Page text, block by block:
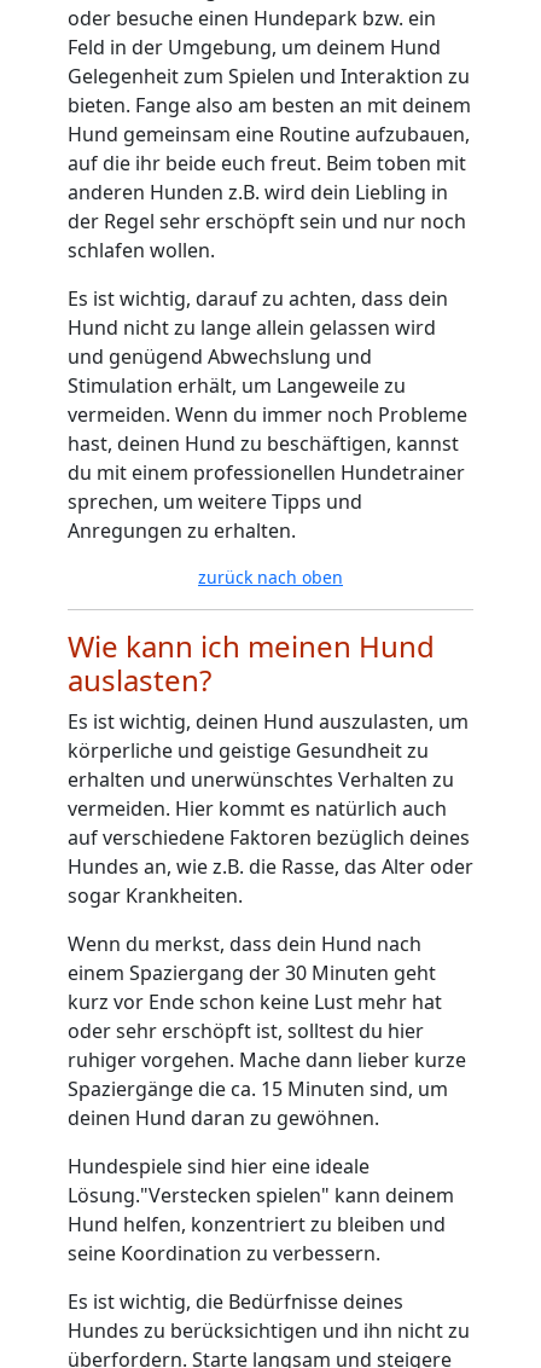
oder besuche einen Hundepark bzw. ein
Feld in der Umgebung, um deinem Hund
Gelegenheit zum Spielen und Interaktion zu
bieten. Fange also am besten an mit deinem
Hund gemeinsam eine Routine aufzubauen,
auf die ihr beide euch freut. Beim toben mit
anderen Hunden z.B. wird dein Liebling in
der Regel sehr erschöpft sein und nur noch
schlafen wollen.
Es ist wichtig, darauf zu achten, dass dein
Hund nicht zu lange allein gelassen wird
und genügend Abwechslung und
Stimulation erhält, um Langeweile zu
vermeiden. Wenn du immer noch Probleme
hast, deinen Hund zu beschäftigen, kannst
du mit einem professionellen Hundetrainer
sprechen, um weitere Tipps und
Anregungen zu erhalten.
zurück nach oben
Wie kann ich meinen Hund
auslasten?
Es ist wichtig, deinen Hund auszulasten, um
körperliche und geistige Gesundheit zu
erhalten und unerwünschtes Verhalten zu
vermeiden. Hier kommt es natürlich auch
auf verschiedene Faktoren bezüglich deines
Hundes an, wie z.B. die Rasse, das Alter oder
sogar Krankheiten.
Wenn du merkst, dass dein Hund nach
einem Spaziergang der 30 Minuten geht
kurz vor Ende schon keine Lust mehr hat
oder sehr erschöpft ist, solltest du hier
ruhiger vorgehen. Mache dann lieber kurze
Spaziergänge die ca. 15 Minuten sind, um
deinen Hund daran zu gewöhnen.
Hundespiele sind hier eine ideale
Lösung."Verstecken spielen" kann deinem
Hund helfen, konzentriert zu bleiben und
seine Koordination zu verbessern.
Es ist wichtig, die Bedürfnisse deines
Hundes zu berücksichtigen und ihn nicht zu
überfordern. Starte langsam und steigere